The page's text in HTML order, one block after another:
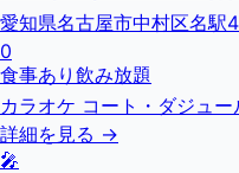
愛知県名古屋市中村区名
0
食事あり 飲み放題
カラオケ コート・ダジュー
詳細を見る →
🎤